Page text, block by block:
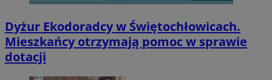
Dyżur Ekodoradcy w Świętochłowicach.
Mieszkańcy otrzymają pomoc w sprawie
dotacji